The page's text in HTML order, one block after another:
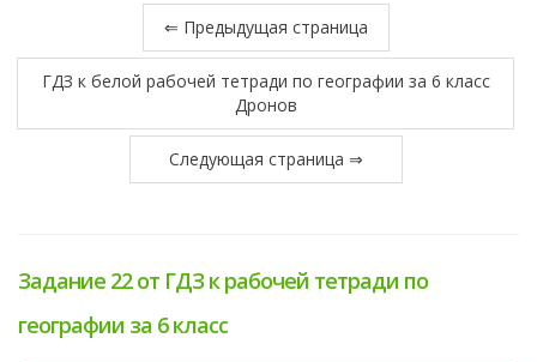
⇐ Предыдущая страница
ГДЗ к белой рабочей тетради по географии за 6 класс
Дронов
Следующая страница ⇒
Задание 22 от ГДЗ к рабочей тетради по
географии за 6 класс